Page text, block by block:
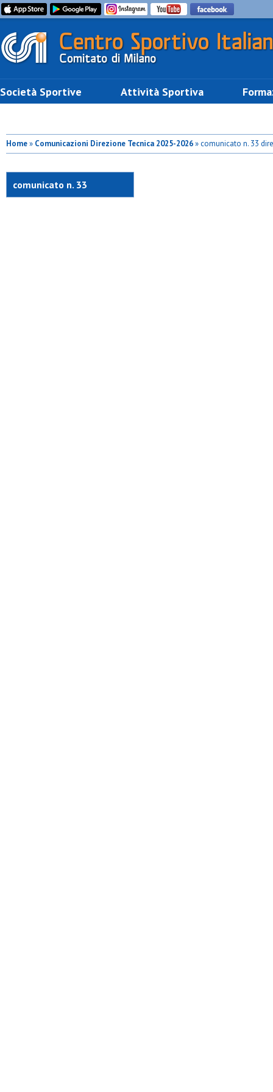
Società Sportive Attività Sportiva
Home» Comunicazioni Direzione Tecnica 2025-2026» comunicato n. 33
comunicato n. 33